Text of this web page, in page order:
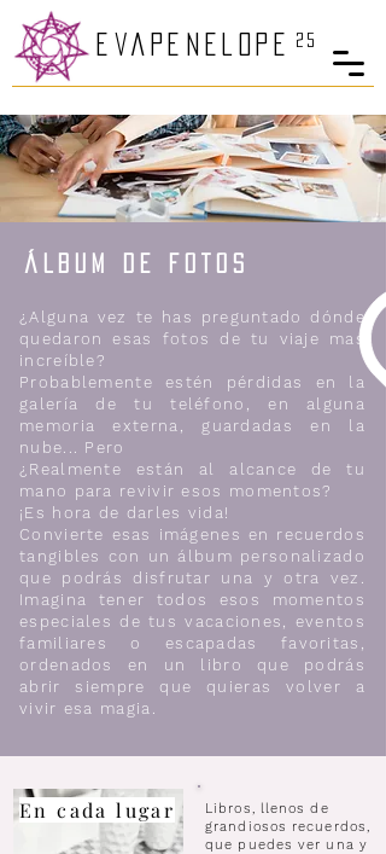
eva PenelopE 25
ÁLBUM DE FOTOS
¿Alguna vez te has preguntado dónde
quedaron esas fotos de tu viaje mas
increíble?
Probablemente estén pérdidas en la
galería de tu teléfono, en alguna
memoria externa, guardadas en la
nube... Pero
¿Realmente están al alcance de tu
mano para revivir esos momentos?
¡Es hora de darles vida!
Convierte esas imágenes en recuerdos
tangibles con un álbum personalizado
que podrás disfrutar una y otra vez.
Imagina tener todos esos momentos
especiales de tus vacaciones, eventos
familiares o escapadas favoritas,
ordenados en un libro que podrás
abrir siempre que quieras volver a
vivir esa magia.
En cada lugar
Libros, llenos de
grandiosos recuerdos,
que puedes ver una y